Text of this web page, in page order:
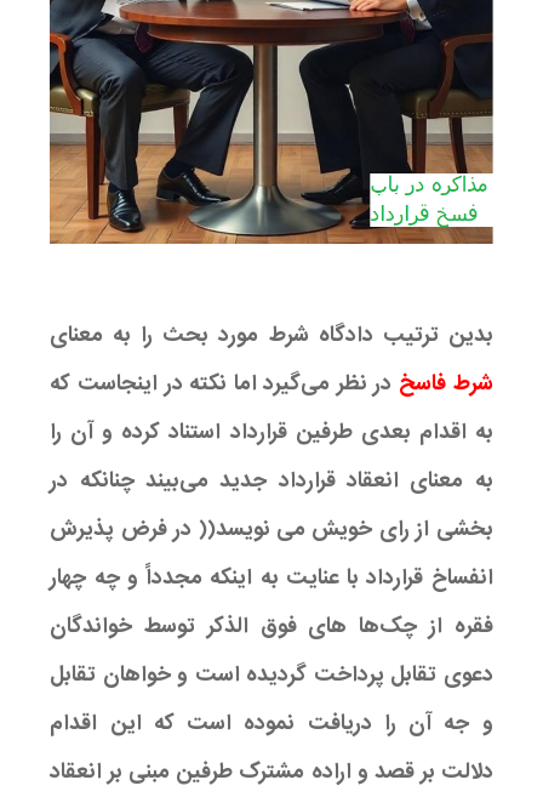
بدین ترتیب دادگاه شرط مورد بحث را به معنای
شرط فاسخ در نظر می‌گیرد اما نکته در اینجاست که
به اقدام بعدی طرفین قرارداد استناد کرده و آن را
به معنای انعقاد قرارداد جدید می‌بیند چنانکه در
بخشی از رای خویش می نویسد(( در فرض پذیرش
انفساخ قرارداد با عنایت به اینکه مجدداً و چه چهار
فقره از چک‌ها های فوق الذکر توسط خواندگان
دعوی تقابل پرداخت گردیده است و خواهان تقابل
و جه آن را دریافت نموده است که این اقدام
دلالت بر قصد و اراده مشترک طرفین مبنی بر انعقاد